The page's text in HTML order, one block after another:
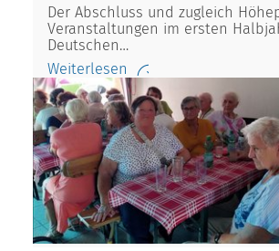
Der Abschluss und zugleich
Veranstaltungen im ersten
Deutschen…
Weiterlesen